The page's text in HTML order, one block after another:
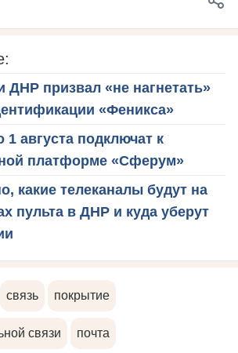
ДНР призвал «не нагнетать»
«Феникса»
августа подключат к
платформе «Сферум»
какие телеканалы будут на
пульта в ДНР и куда уберут
связь покрытие
связи почта